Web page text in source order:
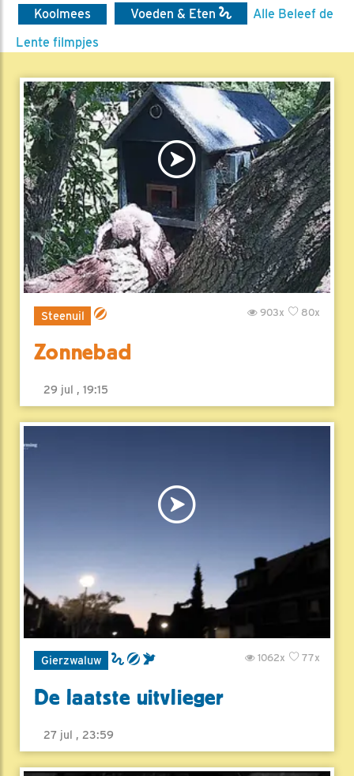
Koolmees Voeden & Eten
Alle Beleef de
Lente filmpjes
Steenuil 80x
903x
Zonnebad
29 jul , 19:15
Gierzwaluw 77x
1062x
De laatste uitvlieger
27 jul , 23:59